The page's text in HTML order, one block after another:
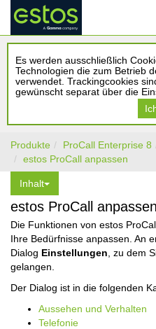
Es werden ausschließlich
Technologien die zum Betrieb
verwendet. Trackingcookies
gewünscht separat über die
Produkte ProCall Enterprise 8
estos ProCall anpassen
Inhalt
estos ProCall anpassen
Die Funktionen von estos
Ihre Bedürfnisse anpassen. An
Dialog Einstellungen , zu dem
gelangen.
Der Dialog ist in die folgenden
Aussehen und Verhalten
Telefonie